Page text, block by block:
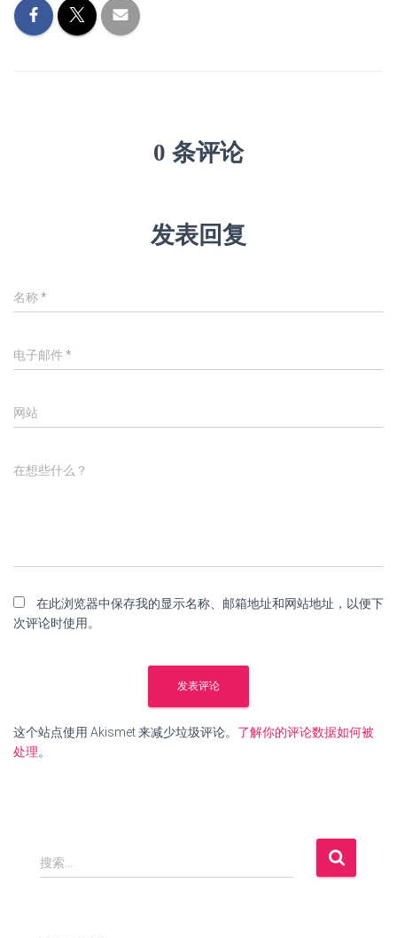
0 条评论
发表回复
名称*
电子邮件 *
网站
在想些什么？
在此浏览器中保存我的显示名称、邮箱地址和网站地址，以便下
次评论时使用。
这个站点使用 Akismet 来减少垃圾评论。 了解你的评论数据如何被
处理。
搜
索
搜索…